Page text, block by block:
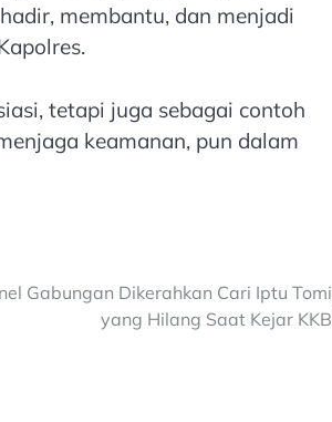
membantu, dan menjadi
tetapi juga sebagai contoh
keamanan, pun dalam
Gabungan Dikerahkan Cari Iptu Tomi
yang Hilang Saat Kejar KKB